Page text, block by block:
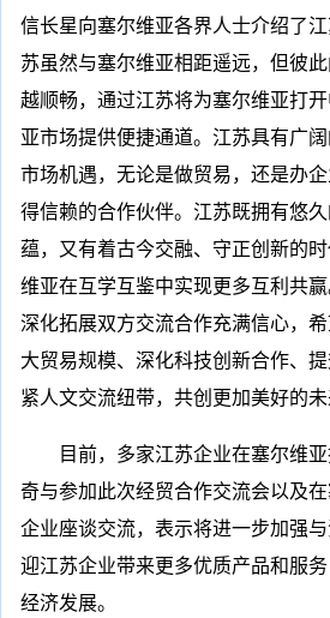
信长星向塞尔维亚各界人士介绍了
苏虽然与塞尔维亚相距遥远，但彼
越顺畅，通过江苏将为塞尔维亚打
亚市场提供便捷通道。江苏具有广
市场机遇，无论是做贸易，还是办
得信赖的合作伙伴。江苏既拥有悠
蕴，又有着古今交融、守正创新的
维亚在互学互鉴中实现更多互利共
深化拓展双方交流合作充满信心，
大贸易规模、深化科技创新合作、
紧人文交流纽带，共创更加美好的未
目前，多家江苏企业在塞尔维
奇与参加此次经贸合作交流会以及
企业座谈交流，表示将进一步加强
迎江苏企业带来更多优质产品和服
经济发展。